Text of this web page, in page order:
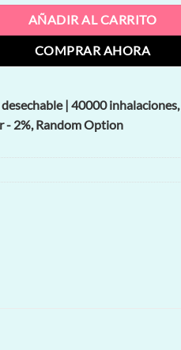
AÑADIR AL CARRITO
COMPRAR AHORA
| 40000
- 2%, Random Option